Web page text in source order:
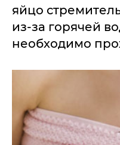
яйцо
из-за горячей
необходимо